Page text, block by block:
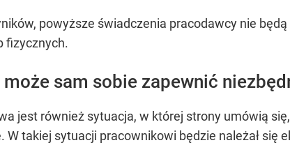
powyższe świadczenia pracodawcy nie
fizycznych.
sam sobie zapewnić
jest również sytuacja, w której strony umówią
W takiej sytuacji pracownikowi będzie należał